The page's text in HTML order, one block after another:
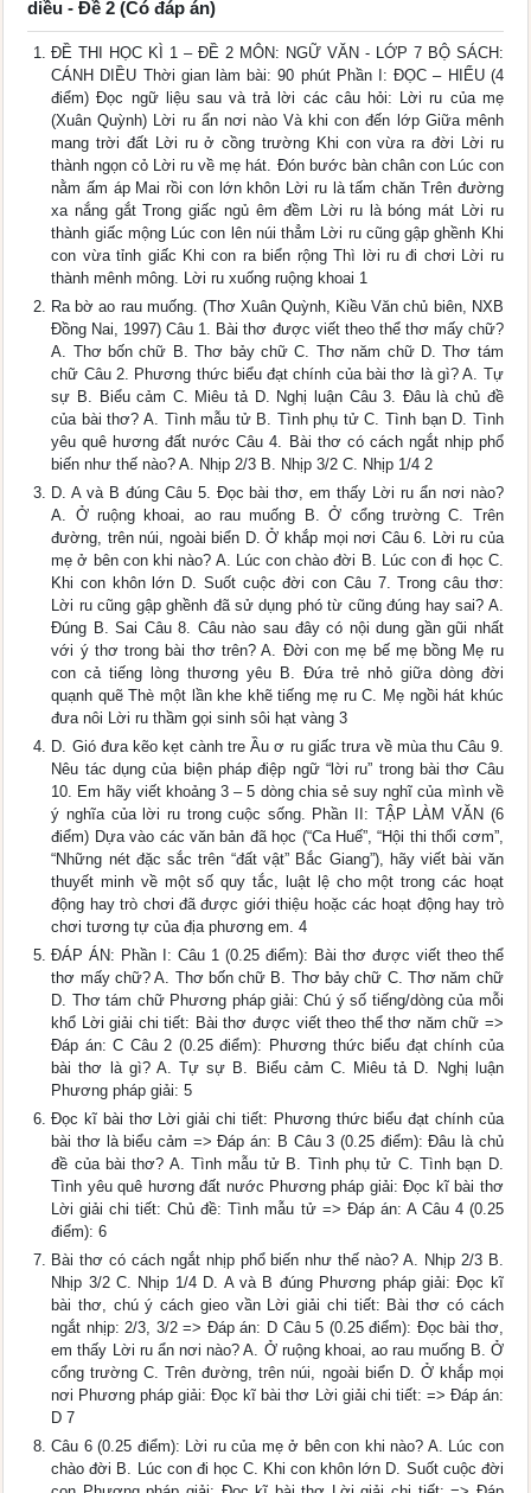
diều - Đề 2 (Có đáp án)
ĐỀ THI HỌC KÌ 1 – ĐỀ 2 MÔN: NGỮ VĂN - LỚP 7 BỘ SÁCH:
CÁNH DIỀU Thời gian làm bài: 90 phút Phần I: ĐỌC – HIỂU (4
điểm) Đọc ngữ liệu sau và trả lời các câu hỏi: Lời ru của mẹ
(Xuân Quỳnh) Lời ru ẩn nơi nào Và khi con đến lớp Giữa mênh
mang trời đất Lời ru ở cồng trường Khi con vừa ra đời Lời ru
thành ngọn cỏ Lời ru về mẹ hát. Đón bước bàn chân con Lúc con
nằm ấm áp Mai rồi con lớn khôn Lời ru là tấm chăn Trên đường
xa nắng gắt Trong giấc ngủ êm đềm Lời ru là bóng mát Lời ru
thành giấc mộng Lúc con lên núi thẳm Lời ru cũng gập ghềnh Khi
con vừa tỉnh giấc Khi con ra biển rộng Thì lời ru đi chơi Lời ru
thành mênh mông. Lời ru xuống ruộng khoai 1
Ra bờ ao rau muống. (Thơ Xuân Quỳnh, Kiều Văn chủ biên, NXB
Đồng Nai, 1997) Câu 1. Bài thơ được viết theo thể thơ mấy chữ?
A. Thơ bốn chữ B. Thơ bảy chữ C. Thơ năm chữ D. Thơ tám
chữ Câu 2. Phương thức biểu đạt chính của bài thơ là gì? A. Tự
sự B. Biểu cảm C. Miêu tả D. Nghị luận Câu 3. Đâu là chủ đề
của bài thơ? A. Tình mẫu tử B. Tình phụ tử C. Tình bạn D. Tình
yêu quê hương đất nước Câu 4. Bài thơ có cách ngắt nhịp phổ
biến như thế nào? A. Nhịp 2/3 B. Nhịp 3/2 C. Nhịp 1/4 2
D. A và B đúng Câu 5. Đọc bài thơ, em thấy Lời ru ẩn nơi nào?
A. Ở ruộng khoai, ao rau muống B. Ở cổng trường C. Trên
đường, trên núi, ngoài biển D. Ở khắp mọi nơi Câu 6. Lời ru của
mẹ ở bên con khi nào? A. Lúc con chào đời B. Lúc con đi học C.
Khi con khôn lớn D. Suốt cuộc đời con Câu 7. Trong câu thơ:
Lời ru cũng gập ghềnh đã sử dụng phó từ cũng đúng hay sai? A.
Đúng B. Sai Câu 8. Câu nào sau đây có nội dung gần gũi nhất
với ý thơ trong bài thơ trên? A. Đời con mẹ bế mẹ bồng Mẹ ru
con cả tiếng lòng thương yêu B. Đứa trẻ nhỏ giữa dòng đời
quạnh quẽ Thè một lần khe khẽ tiếng mẹ ru C. Mẹ ngồi hát khúc
đưa nôi Lời ru thầm gọi sinh sôi hạt vàng 3
D. Gió đưa kẽo kẹt cành tre Ầu ơ ru giấc trưa về mùa thu Câu 9.
Nêu tác dụng của biện pháp điệp ngữ “lời ru” trong bài thơ Câu
10. Em hãy viết khoảng 3 – 5 dòng chia sẻ suy nghĩ của mình về
ý nghĩa của lời ru trong cuộc sống. Phần II: TẬP LÀM VĂN (6
điểm) Dựa vào các văn bản đã học (“Ca Huế”, “Hội thi thổi cơm”,
“Những nét đặc sắc trên “đất vật” Bắc Giang”), hãy viết bài văn
thuyết minh về một số quy tắc, luật lệ cho một trong các hoạt
động hay trò chơi đã được giới thiệu hoặc các hoạt động hay trò
chơi tương tự của địa phương em. 4
ĐÁP ÁN: Phần I: Câu 1 (0.25 điểm): Bài thơ được viết theo thể
thơ mấy chữ? A. Thơ bốn chữ B. Thơ bảy chữ C. Thơ năm chữ
D. Thơ tám chữ Phương pháp giải: Chú ý số tiếng/dòng của mỗi
khổ Lời giải chi tiết: Bài thơ được viết theo thể thơ năm chữ =>
Đáp án: C Câu 2 (0.25 điểm): Phương thức biểu đạt chính của
bài thơ là gì? A. Tự sự B. Biểu cảm C. Miêu tả D. Nghị luận
Phương pháp giải: 5
Đọc kĩ bài thơ Lời giải chi tiết: Phương thức biểu đạt chính của
bài thơ là biểu cảm => Đáp án: B Câu 3 (0.25 điểm): Đâu là chủ
đề của bài thơ? A. Tình mẫu tử B. Tình phụ tử C. Tình bạn D.
Tình yêu quê hương đất nước Phương pháp giải: Đọc kĩ bài thơ
Lời giải chi tiết: Chủ đề: Tình mẫu tử => Đáp án: A Câu 4 (0.25
điểm): 6
Bài thơ có cách ngắt nhịp phổ biến như thế nào? A. Nhịp 2/3 B.
Nhịp 3/2 C. Nhịp 1/4 D. A và B đúng Phương pháp giải: Đọc kĩ
bài thơ, chú ý cách gieo vần Lời giải chi tiết: Bài thơ có cách
ngắt nhịp: 2/3, 3/2 => Đáp án: D Câu 5 (0.25 điểm): Đọc bài thơ,
em thấy Lời ru ẩn nơi nào? A. Ở ruộng khoai, ao rau muống B. Ở
cổng trường C. Trên đường, trên núi, ngoài biển D. Ở khắp mọi
nơi Phương pháp giải: Đọc kĩ bài thơ Lời giải chi tiết: => Đáp án:
D 7
Câu 6 (0.25 điểm): Lời ru của mẹ ở bên con khi nào? A. Lúc con
chào đời B. Lúc con đi học C. Khi con khôn lớn D. Suốt cuộc đời